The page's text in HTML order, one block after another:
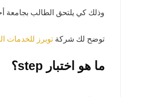
وذلك كي يلتحق الطالب بجامعة
توضح لك شركة توبرز للخدمات
ما هو اختبار step؟